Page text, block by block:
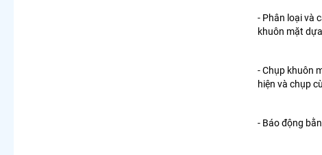
- Phân loại và
khuôn mặt
- Chụp khuôn
hiện và chụp
- Báo động